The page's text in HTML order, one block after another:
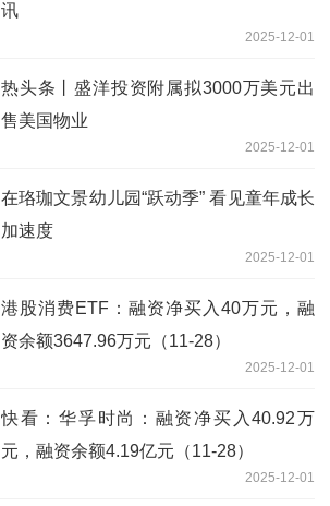
讯
2025-12-01
热头条丨盛洋投资附属拟3000万美元出
售美国物业
2025-12-01
在珞珈文景幼儿园“跃动季” 看见童年成长
加速度
2025-12-01
港股消费ETF：融资净买入40万元，融
资余额3647.96万元（11-28）
2025-12-01
快看：华孚时尚：融资净买入40.92万
元，融资余额4.19亿元（11-28）
2025-12-01